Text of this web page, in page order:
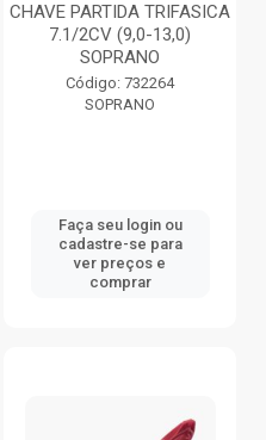
CHAVE PARTIDA TRIFASICA
7.1/2CV (9,0-13,0)
SOPRANO
Código: 732264
SOPRANO
Faça seu login ou
cadastre-se para
ver preços e
comprar